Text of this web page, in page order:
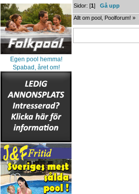
Egen pool hemma!
Spabad, året om!
Sidor: [1]Gå upp
Allt om pool, Poolforum! »